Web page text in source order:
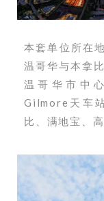
本套单位所在
温哥华与本拿
温哥华市中
Gilmore天车
比、满地宝、